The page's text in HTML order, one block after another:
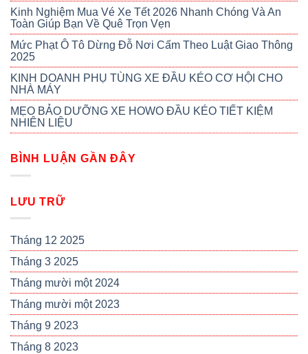
Kinh Nghiệm Mua Vé Xe Tết 2026 Nhanh Chóng Và An
Toàn Giúp Bạn Về Quê Trọn Vẹn
Mức Phạt Ô Tô Dừng Đỗ Nơi Cấm Theo Luật Giao Thông
2025
KINH DOANH PHỤ TÙNG XE ĐẦU KÉO CƠ HỘI CHO
NHÀ MÁY
MẸO BẢO DƯỠNG XE HOWO ĐẦU KÉO TIẾT KIỆM
NHIÊN LIỆU
BÌNH LUẬN GẦN ĐÂY
LƯU TRỮ
Tháng 12 2025
Tháng 3 2025
Tháng mười một 2024
Tháng mười một 2023
Tháng 9 2023
Tháng 8 2023